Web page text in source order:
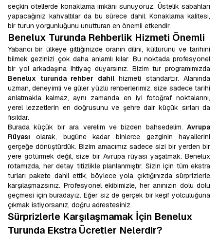
seçkin otellerde konaklama imkânı sunuyoruz. Üstelik sabahları
yapacağınız kahvaltılar da bu sürece dahil. Konaklama kalitesi,
bir turun yorgunluğunu unutturan en önemli etkendir.
Benelux Turunda Rehberlik Hizmeti Önemli
Yabancı bir ülkeye gittiğinizde oranın dilini, kültürünü ve tarihini
bilmek gezinizi çok daha anlamlı kılar. Bu noktada profesyonel
bir yol arkadaşına ihtiyaç duyarsınız. Bizim tur programımızda
Benelux turunda rehber dahilhizmeti standarttır. Alanında
uzman, deneyimli ve güler yüzlü rehberlerimiz, size sadece tarihi
anlatmakla kalmaz, aynı zamanda en iyi fotoğraf noktalarını,
yerel lezzetlerin en doğrusunu ve şehre dair küçük sırları da
fısıldar.
Burada küçük bir ara verelim ve bizden bahsedelim. Avrupa
Rüyası olarak, bugüne kadar binlerce gezginin hayallerini
gerçeğe dönüştürdük. Bizim amacımız sadece sizi bir yerden bir
yere götürmek değil, size bir Avrupa rüyası yaşatmak. Benelux
rotamızda, her detay titizlikle planlanmıştır. Sizin için tüm ekstra
turları pakete dahil ettik, böylece yola çıktığınızda sürprizlerle
karşılaşmazsınız. Profesyonel ekibimizle, her anınızın dolu dolu
geçmesi için buradayız. Eğer siz de gerçek bir keşif yolculuğuna
çıkmak istiyorsanız, doğru adrestesiniz.
Sürprizlerle Karşılaşmamak İçin Benelux
Turunda Ekstra Ücretler Nelerdir?